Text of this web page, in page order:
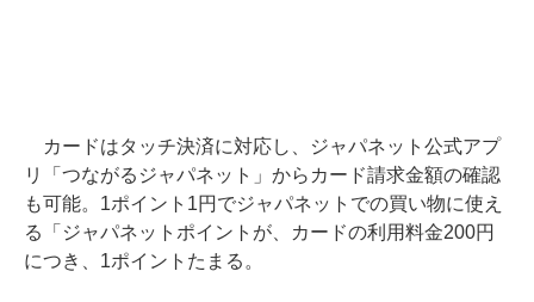
カードはタッチ決済に対応し、ジャパネット公式アプ
リ「つながるジャパネット」からカード請求金額の確認
も可能。1ポイント1円でジャパネットでの買い物に使え
る「ジャパネットポイントが、カードの利用料金200円
につき、1ポイントたまる。